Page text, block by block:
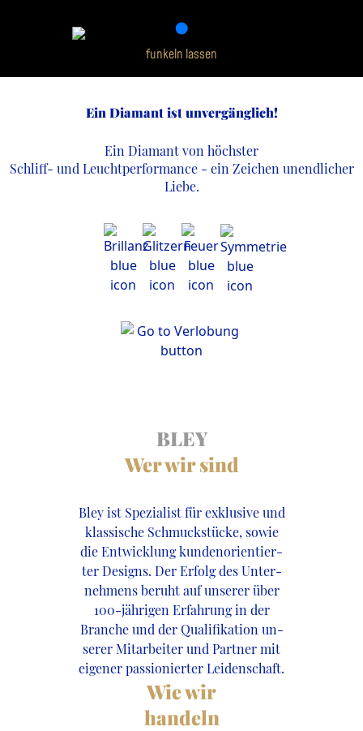
funkeln lassen
Ein Diamant ist unvergänglich!
Ein Diamant von höchster
Schliff- und Leuchtperformance - ein Zeichen unendlicher
Liebe.
BLEY
Wer wir sind
Bley ist Spezialist für exklusive und
klassische Schmuckstücke, sowie
die Entwicklung kundenorientier-
ter Designs. Der Erfolg des Unter-
nehmens beruht auf unserer über
100-jährigen Erfahrung in der
Branche und der Qualifikation un-
serer Mitarbeiter und Partner mit
eigener passionierter Leidenschaft.
Wie wir
handeln